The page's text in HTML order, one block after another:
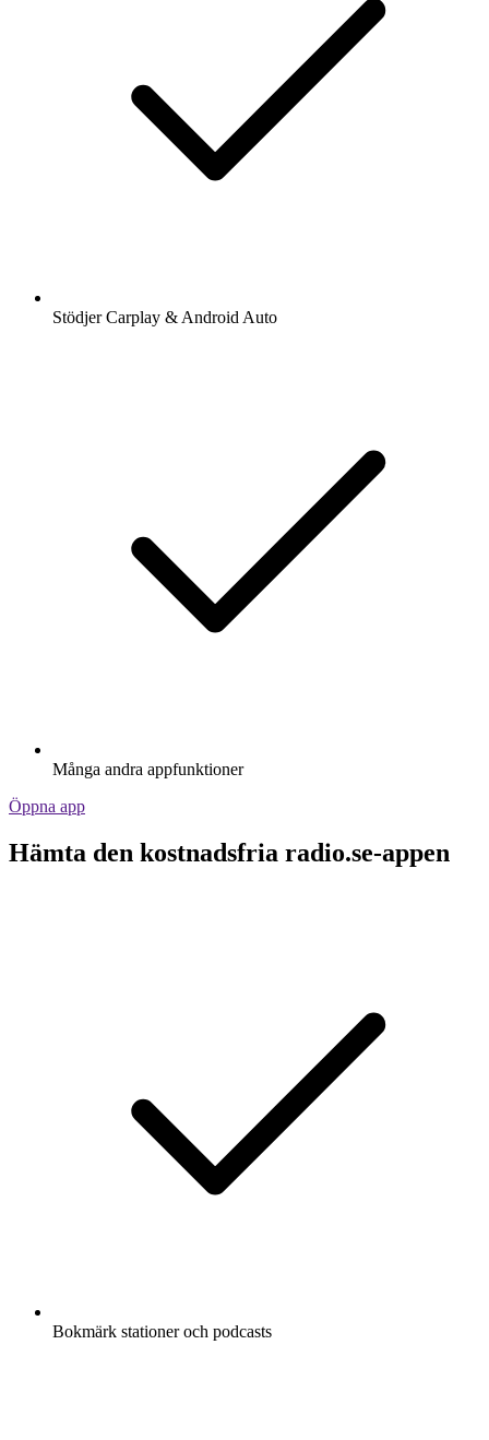
Stödjer Carplay & Android Auto
Många andra appfunktioner
Öppna app
Hämta den kostnadsfria radio.se-appen
Bokmärk stationer och podcasts